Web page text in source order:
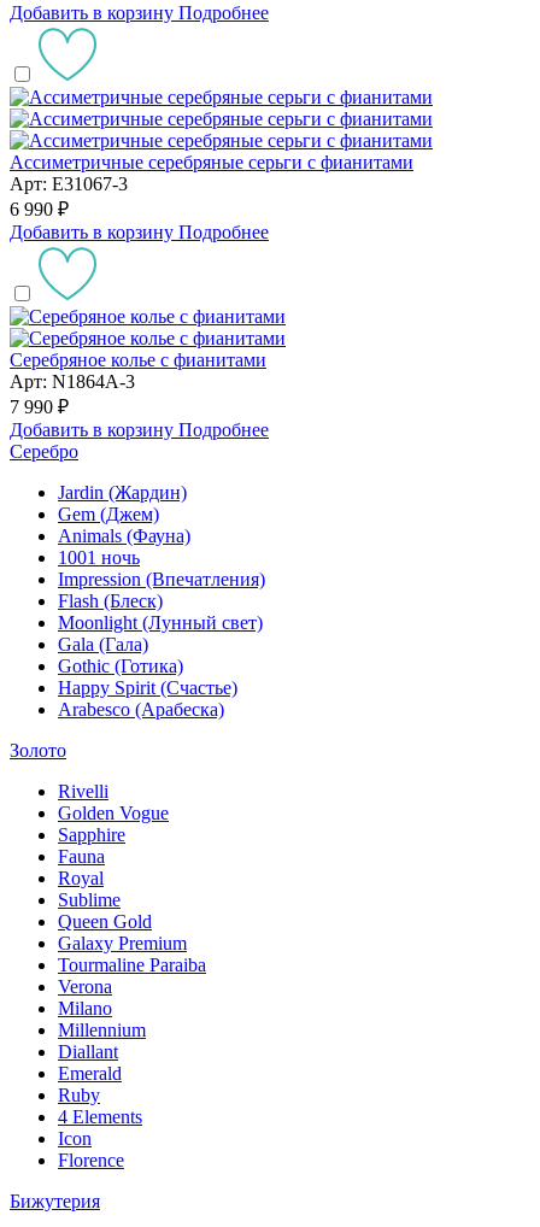
Добавить в корзину Подробнее
Ассиметричные серебряные серьги с фианитами
Арт: E31067-3
6 990 ₽
Добавить в корзину Подробнее
Серебряное колье с фианитами
Арт: N1864A-3
7 990 ₽
Добавить в корзину Подробнее
Серебро
Jardin (Жардин)
Gem (Джем)
Animals (Фауна)
1001 ночь
Impression (Впечатления)
Flash (Блеск)
Moonlight (Лунный свет)
Gala (Гала)
Gothic (Готика)
Happy Spirit (Счастье)
Arabesco (Арабеска)
Золото
Rivelli
Golden Vogue
Sapphire
Fauna
Royal
Sublime
Queen Gold
Galaxy Premium
Tourmaline Paraiba
Verona
Milano
Millennium
Diallant
Emerald
Ruby
4 Elements
Icon
Florence
Бижутерия